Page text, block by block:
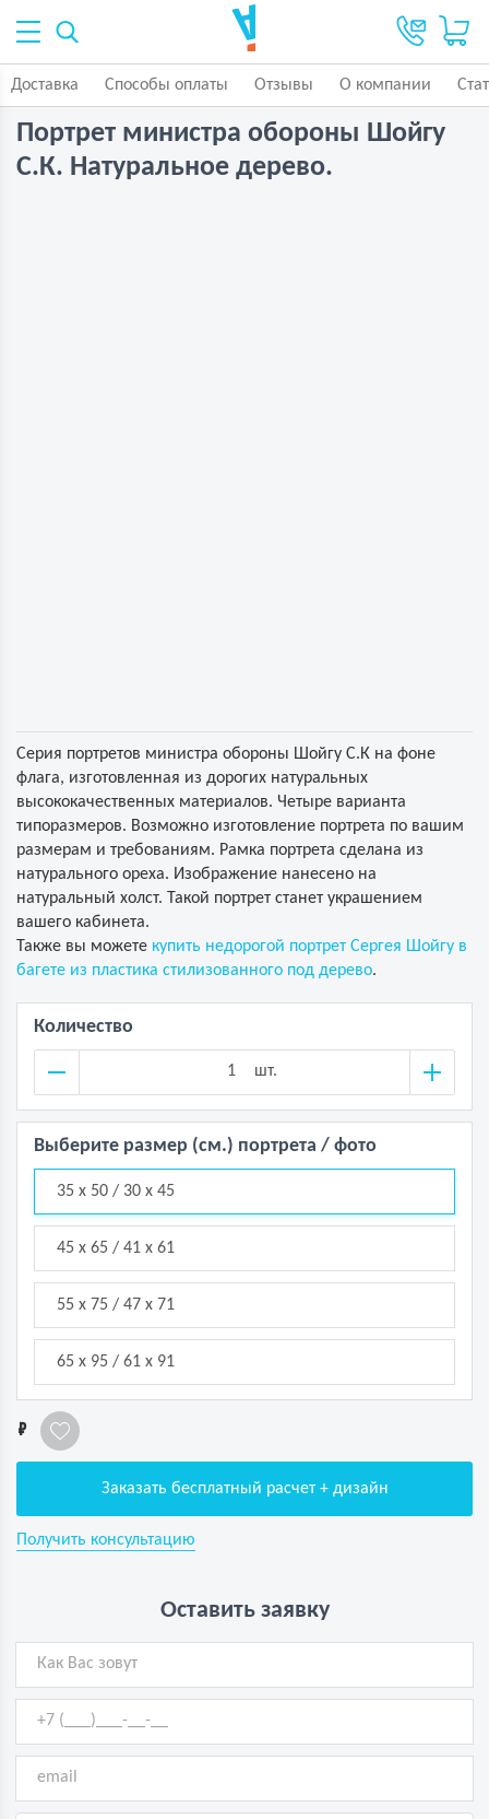
Доставка Способы оплаты Отзывы О компании
Портрет министра обороны Шойгу
С.К. Натуральное дерево.
Серия портретов министра обороны Шойгу С.К на фоне
флага, изготовленная из дорогих натуральных
высококачественных материалов. Четыре варианта
типоразмеров. Возможно изготовление портрета по вашим
размерам и требованиям. Рамка портрета сделана из
натурального ореха. Изображение нанесено на
натуральный холст. Такой портрет станет украшением
вашего кабинета.
Также вы можете купить недорогой портрет Сергея Шойгу в
багете из пластика стилизованного под дерево.
Количество
шт.
Выберите размер (см.) портрета / фото
35 х 50 / 30 х 45
45 х 65 / 41 х 61
55 х 75 / 47 х 71
65 х 95 / 61 х 91
1
Заказать бесплатный расчет + дизайн
Получить консультацию
Оставить заявку